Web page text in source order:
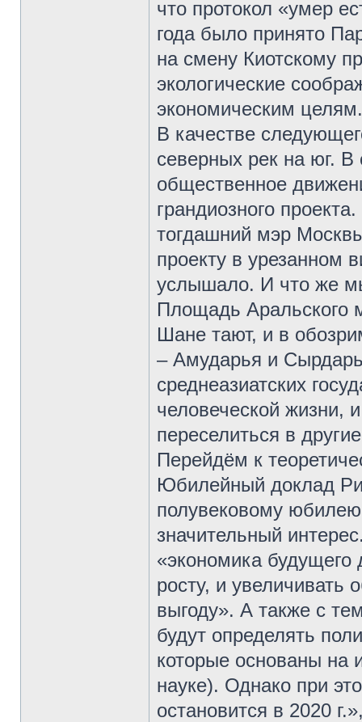
что протокол «умер
года было принято
на смену Киотскому
экологические
экономическим целям.
В качестве
северных рек на юг. В
общественное
грандиозного
тогдашний мэр
проекту в урезанном
услышало. И что же
Площадь Аральского
Шане тают, и в
– Амударья и
среднеазиатских
человеческой жизни,
переселиться в
Перейдём к
Юбилейный доклад
полувековому юбилею
значительный
«экономика будущего
росту, и увеличивать
выгоду». А также с
будут определять
которые основаны на
науке). Однако при
остановится в 2020